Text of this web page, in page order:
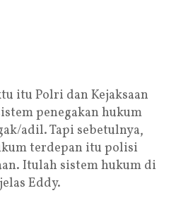
itu Polri dan Kejaksaan
penegakan hukum
adil. Tapi sebetulnya,
terdepan itu polisi
Itulah sistem hukum di
Eddy.